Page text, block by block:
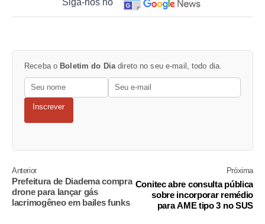
Siga-nos no
Receba o Boletim do Diadireto no seu e-mail, todo dia.
Inscrever
Anterior
Prefeitura de Diadema compra
drone para lançar gás
lacrimogêneo em bailes funks
Próxima
Conitec abre consulta pública
sobre incorporar remédio
para AME tipo 3 no SUS